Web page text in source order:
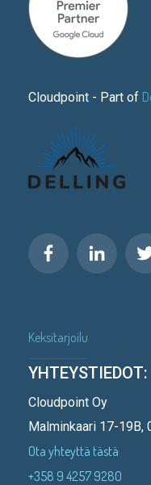
Cloudpoint - Part of
Keksitarjoilu
YHTEYSTIEDOT:
Cloudpoint Oy
Malminkaari 17-19B,
Ota yhteyttä tästä
+358 9 4257 9280